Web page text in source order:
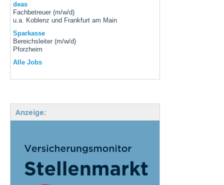
deas
Fachbetreuer (m/w/d)
u.a. Koblenz und Frankfurt am Main
Sparkasse
Bereichsleiter (m/w/d)
Pforzheim
Alle Jobs
Anzeige: